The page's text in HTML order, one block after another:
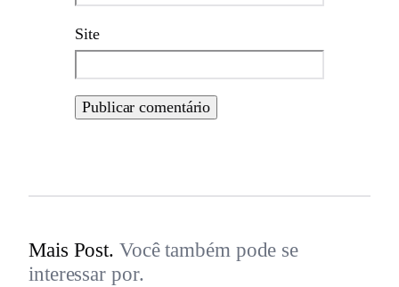
Site
Mais Post. Você também pode se
interessar por.